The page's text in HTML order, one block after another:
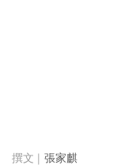
張家麒